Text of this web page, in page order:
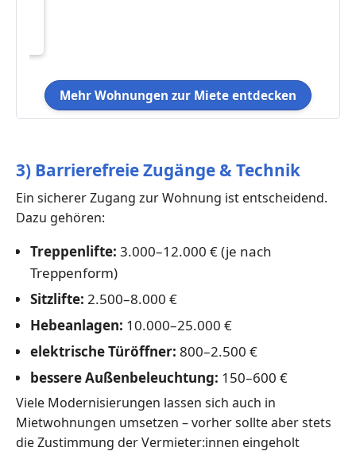
Mehr Wohnungen zur Miete entdecken
3) Barrierefreie Zugänge & Technik
Ein sicherer Zugang zur Wohnung ist entscheidend.
Dazu gehören:
Treppenlifte: 3.000–12.000 € (je nach
Treppenform)
Sitzlifte: 2.500–8.000 €
Hebeanlagen: 10.000–25.000 €
elektrische Türöffner: 800–2.500 €
bessere Außenbeleuchtung: 150–600 €
Viele Modernisierungen lassen sich auch in
Mietwohnungen umsetzen – vorher sollte aber stets
die Zustimmung der Vermieter:innen eingeholt